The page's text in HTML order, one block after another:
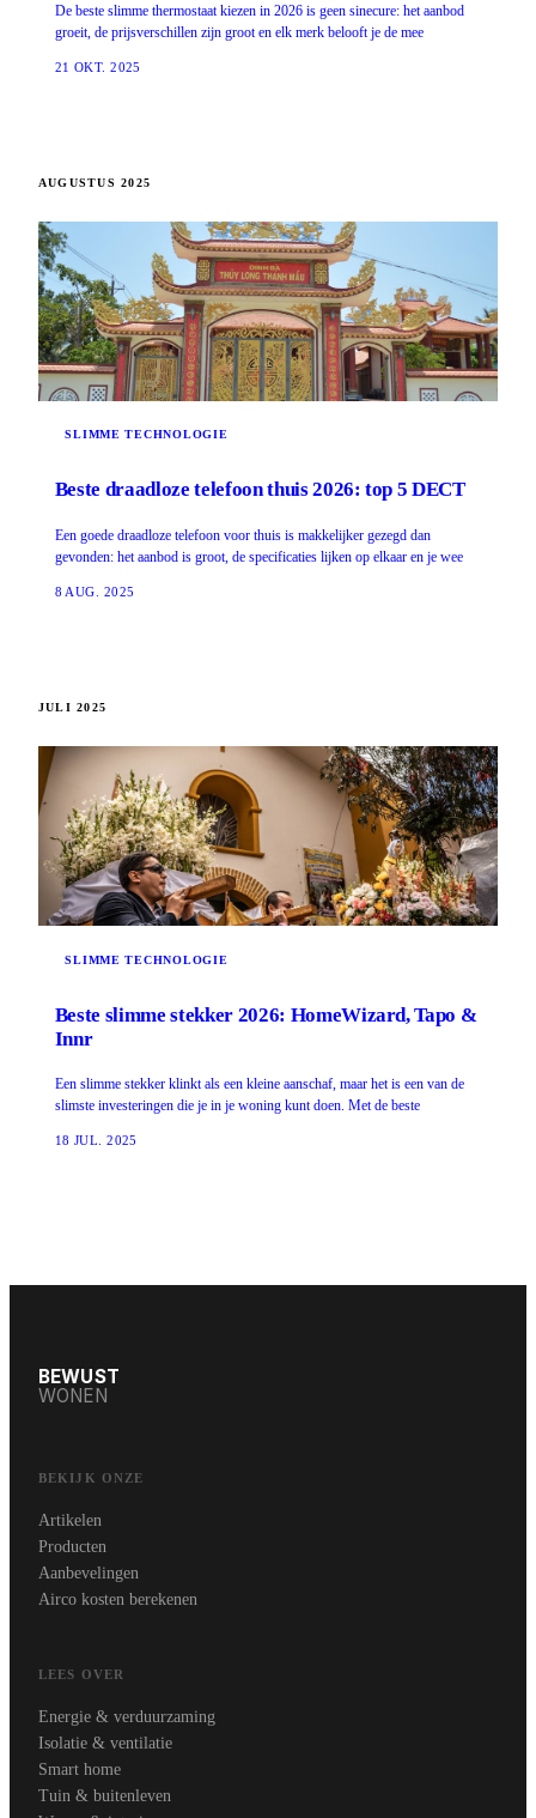
De beste slimme thermostaat kiezen in 2026 is geen sinecure: het aanbod
groeit, de prijsverschillen zijn groot en elk merk belooft je de mee
21 OKT. 2025
AUGUSTUS 2025
SLIMME TECHNOLOGIE
Beste draadloze telefoon thuis 2026: top 5 DECT
Een goede draadloze telefoon voor thuis is makkelijker gezegd dan
gevonden: het aanbod is groot, de specificaties lijken op elkaar en je wee
8 AUG. 2025
JULI 2025
SLIMME TECHNOLOGIE
Beste slimme stekker 2026: HomeWizard, Tapo &
Innr
Een slimme stekker klinkt als een kleine aanschaf, maar het is een van de
slimste investeringen die je in je woning kunt doen. Met de beste
18 JUL. 2025
BEWUST
WONEN
BEKIJK ONZE
Artikelen
Producten
Aanbevelingen
Airco kosten berekenen
LEES OVER
Energie & verduurzaming
Isolatie & ventilatie
Smart home
Tuin & buitenleven